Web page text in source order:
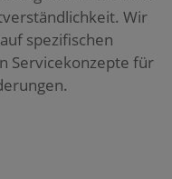
Wir
spezifischen
Servicekonzepte für